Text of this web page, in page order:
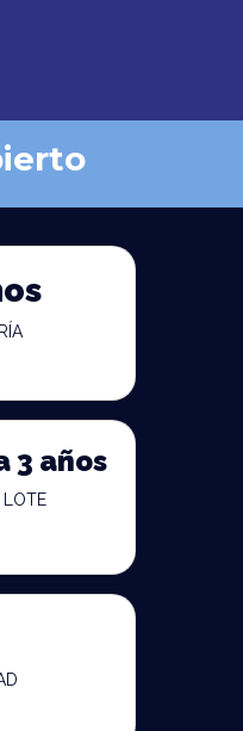
3 años
LOTE